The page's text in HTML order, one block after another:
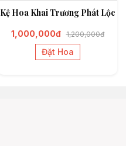
Kệ Hoa Khai Trương Phát Lộc
1,000,000đ 1,200,000đ
Đặt Hoa